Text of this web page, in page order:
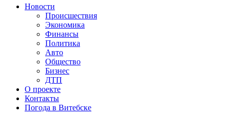
Новости
Происшествия
Экономика
Финансы
Политика
Авто
Общество
Бизнес
ДТП
О проекте
Контакты
Погода в Витебске